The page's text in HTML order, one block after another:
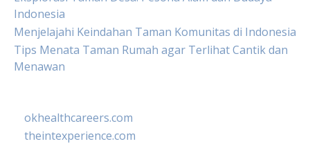
Indonesia
Menjelajahi Keindahan Taman Komunitas di Indonesia
Tips Menata Taman Rumah agar Terlihat Cantik dan
Menawan
okhealthcareers.com
theintexperience.com